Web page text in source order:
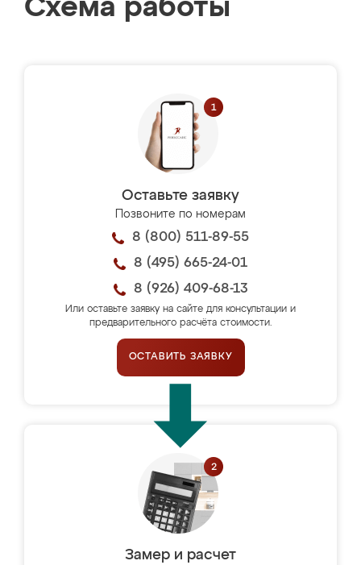
Схема работы
Оставьте заявку
Позвоните по номерам
8 (800) 511-89-55
8 (495) 665-24-01
8 (926) 409-68-13
Или оставьте заявку на сайте для консультации и
предварительного расчёта стоимости.
ОСТАВИТЬ ЗАЯВКУ
Замер и расчет